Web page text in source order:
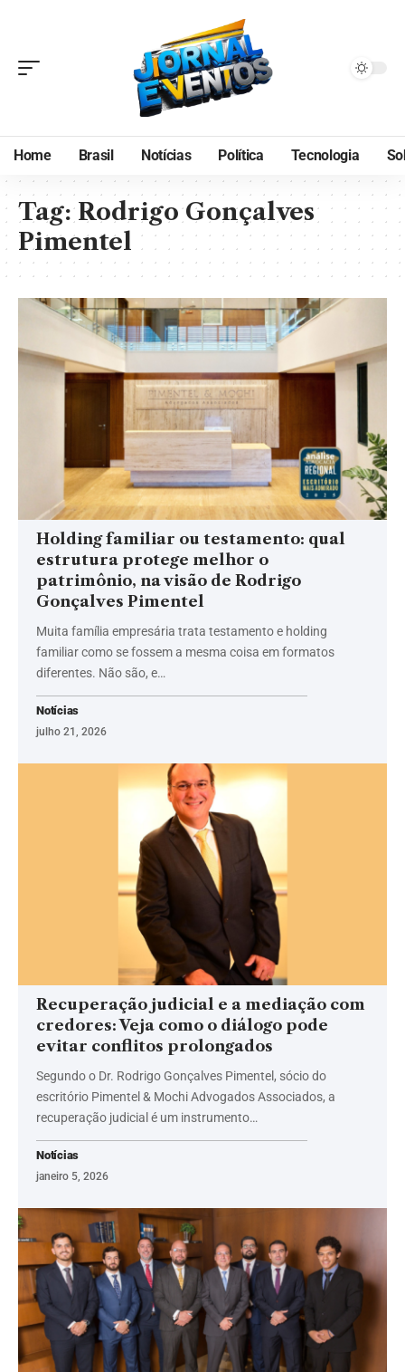
Home Brasil Notícias Política Tecnologia
Tag:Rodrigo Gonçalves
Pimentel
Holding familiar ou testamento: qual
estrutura protege melhor o
patrimônio, na visão de Rodrigo
Gonçalves Pimentel
Muita família empresária trata testamento e holding
familiar como se fossem a mesma coisa em formatos
diferentes. Não são, e…
Notícias
julho 21, 2026
Recuperação judicial e a mediação com
credores: Veja como o diálogo pode
evitar conflitos prolongados
Segundo o Dr. Rodrigo Gonçalves Pimentel, sócio do
escritório Pimentel & Mochi Advogados Associados, a
recuperação judicial é um instrumento…
Notícias
janeiro 5, 2026